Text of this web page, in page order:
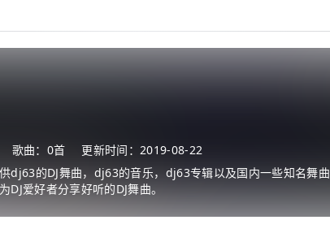
歌曲：0首
更新时间：2019-08-22
dj63的DJ舞曲，dj63的音乐，dj63专辑以及国内一些知名舞曲
DJ爱好者分享好听的DJ舞曲。